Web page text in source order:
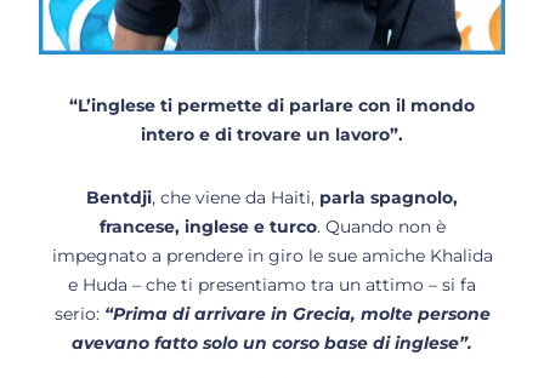
“L’inglese ti permette di parlare con il mondo
intero e di trovare un lavoro”.
Bentdji, che viene da Haiti, parla spagnolo,
francese, inglese e turco. Quando non è
impegnato a prendere in giro le sue amiche Khalida
e Huda – che ti presentiamo tra un attimo – si fa
serio: “Prima di arrivare in Grecia, molte persone
avevano fatto solo un corso base di inglese”.